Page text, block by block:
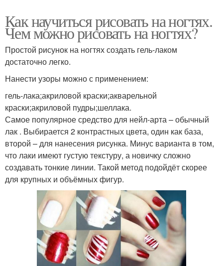
Как научиться рисовать на ногтях.
Чем можно рисовать на ногтях?
Простой рисунок на ногтях создать гель-лаком
достаточно легко.
Нанести узоры можно с применением:
гель-лака;акриловой краски;акварельной
краски;акриловой пудры;шеллака.
Самое популярное средство для нейл-арта – обычный
лак . Выбирается 2 контрастных цвета, один как база,
второй – для нанесения рисунка. Минус варианта в том,
что лаки имеют густую текстуру, а новичку сложно
создавать тонкие линии. Такой метод подойдёт скорее
для крупных и объёмных фигур.